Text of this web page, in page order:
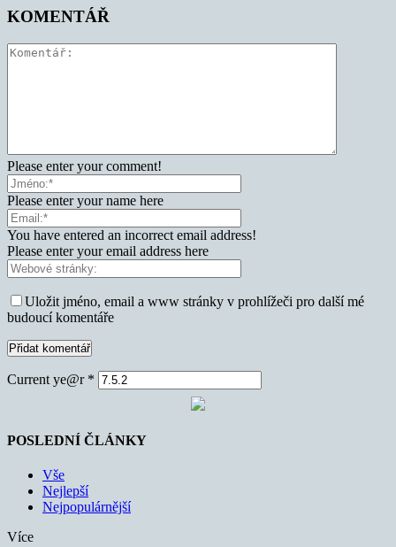
KOMENTÁŘ
Please enter your comment!
Please enter your name here
You have entered an incorrect email address!
Please enter your email address here
Uložit jméno, email a www stránky v prohlížeči pro další mé
budoucí komentáře
Current ye@r *
POSLEDNÍ ČLÁNKY
Vše
Nejlepší
Nejpopulárnější
Více